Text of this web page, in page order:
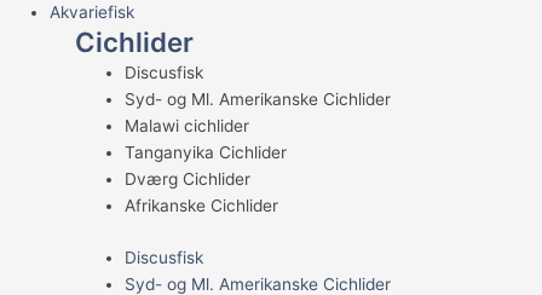
Akvariefisk
Cichlider
Discusfisk
Syd- og Ml. Amerikanske Cichlider
Malawi cichlider
Tanganyika Cichlider
Dværg Cichlider
Afrikanske Cichlider
Discusfisk
Syd- og Ml. Amerikanske Cichlider